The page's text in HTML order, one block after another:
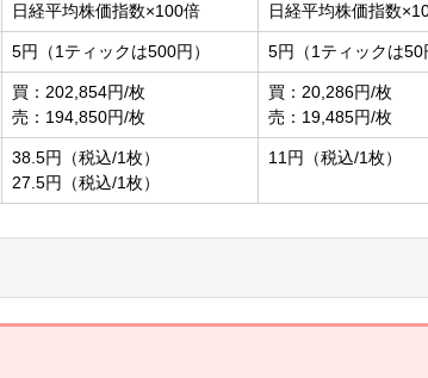
日経平均株価指数×100倍 日経平均株価指数
5円（1ティックは500円） 5円（1ティックは50
買：202,854円/枚
売：194,850円/枚
買：20,286円/枚
売：19,485円/枚
38.5円（税込/1枚）
27.5円（税込/1枚）
11円（税込/1枚）